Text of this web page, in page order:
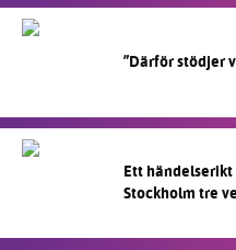
”Därför stödjer
Ett
Stockholm tre